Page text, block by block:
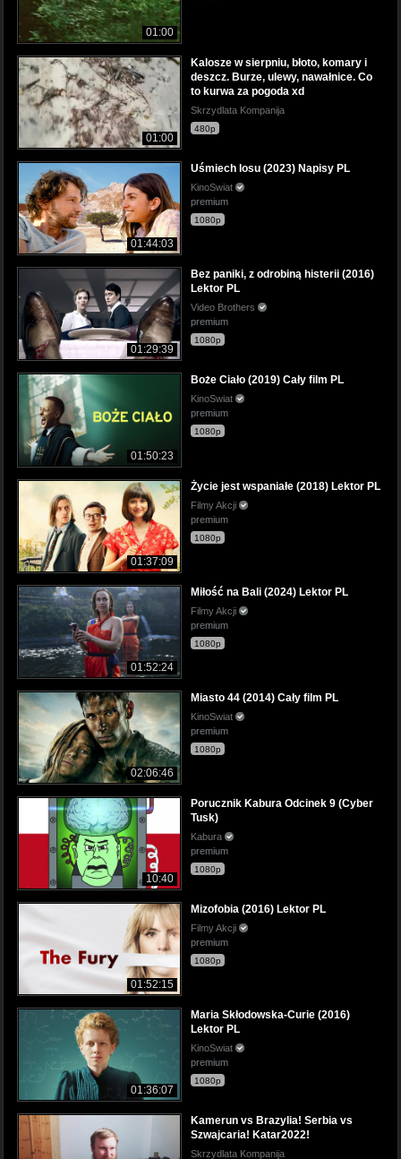
01:00
01:00
Kalosze w sierpniu, błoto, komary i
deszcz. Burze, ulewy, nawałnice. Co
to kurwa za pogoda xd
Skrzydlata Kompanija
480p
01:44:03
Uśmiech losu (2023) Napisy PL
KinoSwiat
premium
1080p
01:29:39
Bez paniki, z odrobiną histerii (2016)
Lektor PL
Video Brothers
premium
1080p
01:50:23
Boże Ciało (2019) Cały film PL
KinoSwiat
premium
1080p
01:37:09
Życie jest wspaniałe (2018) Lektor PL
Filmy Akcji
premium
1080p
01:52:24
Miłość na Bali (2024) Lektor PL
Filmy Akcji
premium
1080p
02:06:46
Miasto 44 (2014) Cały film PL
KinoSwiat
premium
1080p
10:40
Porucznik Kabura Odcinek 9 (Cyber
Tusk)
Kabura
premium
1080p
01:52:15
Mizofobia (2016) Lektor PL
Filmy Akcji
premium
1080p
01:36:07
Maria Skłodowska-Curie (2016)
Lektor PL
KinoSwiat
premium
1080p
Kamerun vs Brazylia! Serbia vs
Szwajcaria! Katar2022!
Skrzydlata Kompanija